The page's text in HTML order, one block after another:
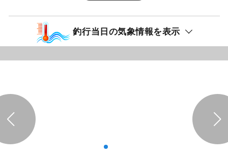
釣行当日の気象情報を表示